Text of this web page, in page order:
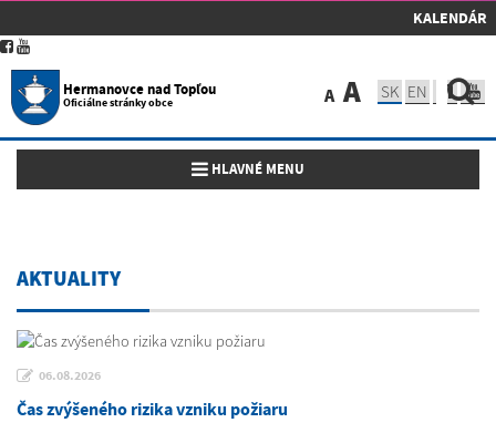
KALENDÁR
Hermanovce nad Topľou
Oficiálne stránky obce A A SK EN
Toggle navigation
HLAVNÉ MENU
AKTUALITY
06.08.2026
Čas zvýšeného rizika vzniku požiaru